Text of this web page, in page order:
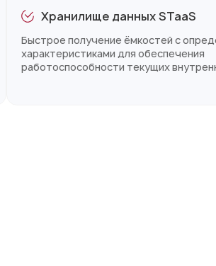
Хранилище данных STaaS
Быстрое получение ёмкостей с
характеристиками для обеспечения
работоспособности текущих